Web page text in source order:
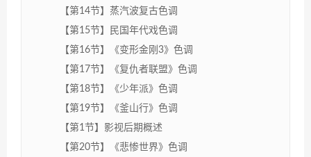
【第14节】蒸汽波复古色调
【第15节】民国年代戏色调
【第16节】《变形金刚3》色调
【第17节】《复仇者联盟》色调
【第18节】《少年派》色调
【第19节】《釜山行》色调
【第1节】影视后期概述
【第20节】《悲惨世界》色调